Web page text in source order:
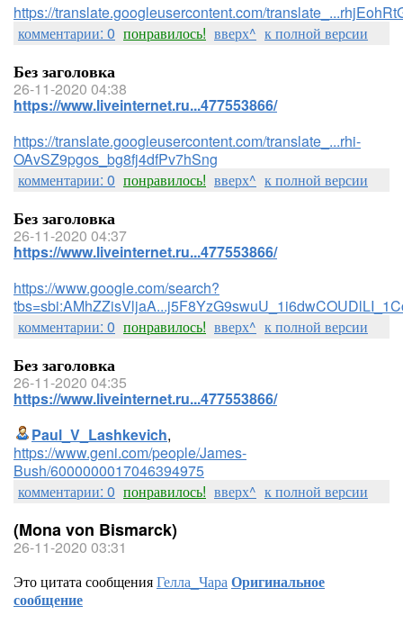
https://translate.googleusercontent.com/
комментарии: 0 понравилось! вверх^ к полной версии
Без заголовка
26-11-2020 04:38
https://www.liveinternet.ru...477553866/
https://translate.googleusercontent.com/translate_...rhi-
OAvSZ9pgos_bg8fj4dfPv7hSng
комментарии: 0 понравилось! вверх^ к полной версии
Без заголовка
26-11-2020 04:37
https://www.liveinternet.ru...477553866/
https://www.google.com/search?
комментарии: 0 понравилось! вверх^ к полной версии
Без заголовка
26-11-2020 04:35
https://www.liveinternet.ru...477553866/
Paul_V_Lashkevich,
https://www.geni.com/people/James-
Bush/6000000017046394975
комментарии: 0 понравилось! вверх^ к полной версии
(Mona von Bismarck)
26-11-2020 03:31
Это цитата сообщенияГелла_ЧараОригинальное
сообщение